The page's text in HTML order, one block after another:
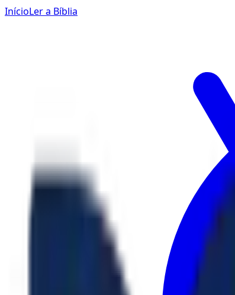
InícioLer a Bíblia